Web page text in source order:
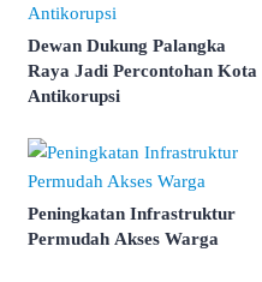
Dewan Dukung Palangka
Raya Jadi Percontohan Kota
Antikorupsi
Peningkatan Infrastruktur
Permudah Akses Warga